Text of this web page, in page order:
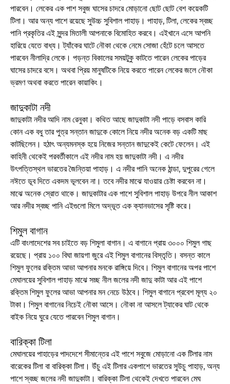
পারবেন। লেকের এক পাশ সবুজ ঘাসের চাদরে মোড়ানো ছোট ছোট বেশ কয়েকটি
টিলা। আর অন্য পাশে রয়েছে সুউচ্চ সুবিশাল পাহাড়। পাহাড়, টিলা, লেকের স্বচ্ছ
পানি প্রকৃতির এই সুন্দর মিতালী আপনাকে বিমোহিত করবে। এইখানে এসে আপনি
হারিয়ে যেতে বাধ্য। ট্যাঁকের ঘাটে নৌকা থেকে নেমে সোজা হেঁটে চলে আসতে
পারবেন নীলাদ্রি লেকে। পড়ন্ত বিকালের সময়টুকু কাটতে পারেন লেকের পাড়ের
ঘাসের চাদরে বসে। অথবা প্রিয় মানুষটিকে নিয়ে করতে পারেন লেকের জলে নৌকা
ভ্রমণ অথবা করতে পারেন কায়াকিং।
জাদুকাটা নদী
জাদুকাটা নদীর আদি নাম রেনুকা। কথিত আছে জাদুকাটা নদী পাড়ে বসবাস কারি
কোন এক বধু তার পুত্র সন্তান জাদুকে কোলে নিয়ে নদীর অনেক বড় একটি মাছ
কাটছিলেন। হঠাৎ অন্যমনস্ক হয়ে নিজের সন্তান জাদুকেই কেটে ফেলেন। এই
কাহিনী থেকেই পরবর্তীকালে এই নদীর নাম হয় জাদুকাটা নদী। এ নদীর
উৎপত্তিস্থল ভারতের জৈন্তিয়া পাহাড়। এ নদীর পানি অনেক ঠান্ডা, দুপুরের গেলে
নঈতে ডূব দিতে একদম ভূলবেন না। তবে নদীর মাঝে যাওয়ার চেষ্টা করবেন না।
মাঝে অনেক স্রোত থাকে। জাদুকাটার এক পাশে সুবিশাল পাহাড় উপরে নীল আকাশ
আর নদীর স্বচ্ছ পানি এইগুলো মিলে অদ্ভূত এক ক্যানভাসের সৃষ্টি করে।
শিমুল বাগান
এটি বাংলাদেশের সব চাইতে বড় শিমুলা বাগান। এ বাগানে প্রায় ৩০০০ শিমুল গাছ
রয়েছে। প্রায় ১০০ বিঘা জায়গা জুরে এই শিমুল বাগানের বিস্তৃতি। বসন্ত কালে
শিমুল ফুলের রক্তিম আভা আপনার মনকে রাঙ্গিয়ে দিবে। শিমুল বাগানের অপর পাশে
মেঘালয়ের সুবিশাল পাহাড় মাঝে সচ্ছ নীল জলের নদী জাদু কাটা আর এই পাশে
রক্তিম শিমুল ফুলের আভা আপনার মন নেচে উঠবে। শিমুল বাগানে প্রবেশ মূল্য ২০
টাকা। শিমুল বাগানের নিচেই নৌকা আসে। নৌকা না আসলে ট্যাকের ঘাট থেকে
বাইক নিয়ে ঘুরে যেতে পারবেন শিমুল বাগান।
বারিক্কা টিলা
মেঘালয়ের পাহাড়ের পাদদেশে সীমান্তের এই পাশে সবুজে মোড়ানো এক টিলার নাম
বারেকের টিলা বা বারিক্কা টিলা। উঁচু এই টিলার একপাশে ভারতের সুউচু পাহাড়, অন্য
পাশে স্বচ্ছ জলের নদী জাদুকাটা। বারিক্কা টিলা থেকেই দেখতে পারবেন মেঘ